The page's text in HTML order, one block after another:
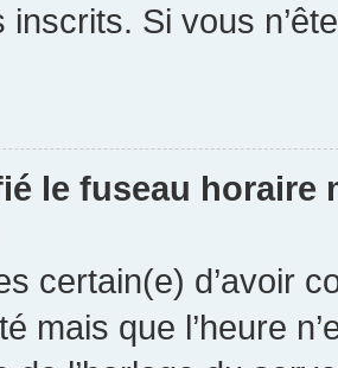
inscrits. Si vous
le fuseau horaire
certain(e) d’avoir
mais que l’heure